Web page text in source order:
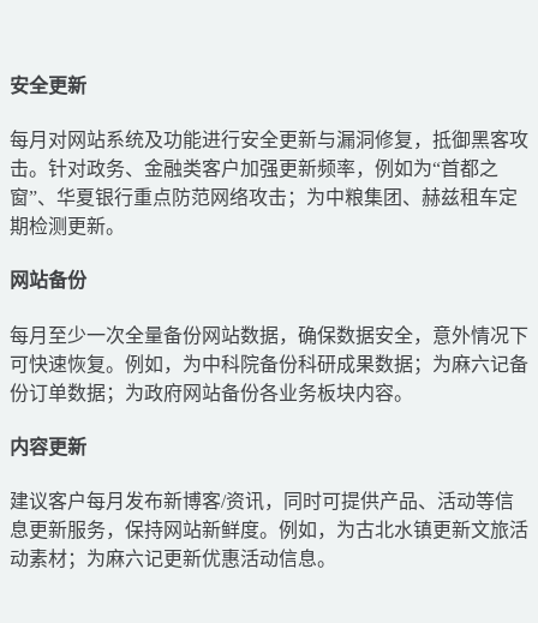
安全更新
每月对网站系统及功能进行安全更新与漏洞修复，抵御黑客攻
击。针对政务、金融类客户加强更新频率，例如为“首都之
窗”、华夏银行重点防范网络攻击；为中粮集团、赫兹租车定
期检测更新。
网站备份
每月至少一次全量备份网站数据，确保数据安全，意外情况下
可快速恢复。例如，为中科院备份科研成果数据；为麻六记备
份订单数据；为政府网站备份各业务板块内容。
内容更新
建议客户每月发布新博客/资讯，同时可提供产品、活动等信
息更新服务，保持网站新鲜度。例如，为古北水镇更新文旅活
动素材；为麻六记更新优惠活动信息。